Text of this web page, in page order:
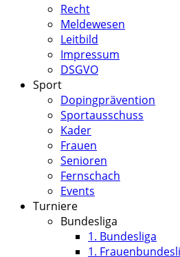
Recht
Meldewesen
Leitbild
Impressum
DSGVO
Sport
Dopingprävention
Sportausschuss
Kader
Frauen
Senioren
Fernschach
Events
Turniere
Bundesliga
1. Bundesliga
1.